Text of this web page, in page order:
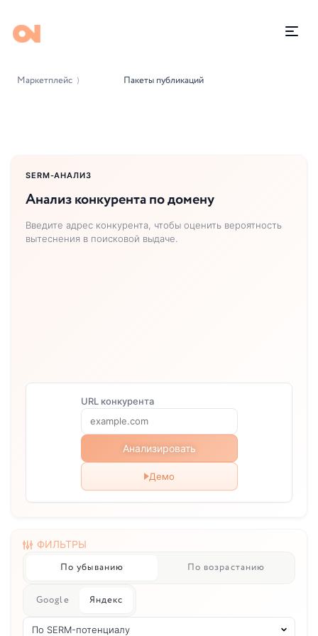
Маркетплейс ⟩ Пакеты публикаций
SERM-АНАЛИЗ
Анализ конкурента по домену
Введите адрес конкурента, чтобы оценить вероятность
вытеснения в поисковой выдаче.
URL конкурента
Анализировать
Демо
ФИЛЬТРЫ
Google Яндекс
По убыванию По возрастанию